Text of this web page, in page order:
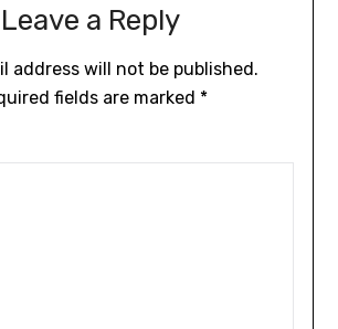
Leave a Reply
address will not be published.
fields are marked *